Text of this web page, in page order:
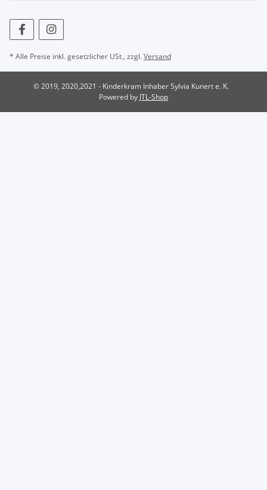
* Alle Preise inkl. gesetzlicher USt., zzgl.Versand
© 2019, 2020,2021 - Kinderkram Inhaber Sylvia Kunert e. K.
Powered by JTL-Shop